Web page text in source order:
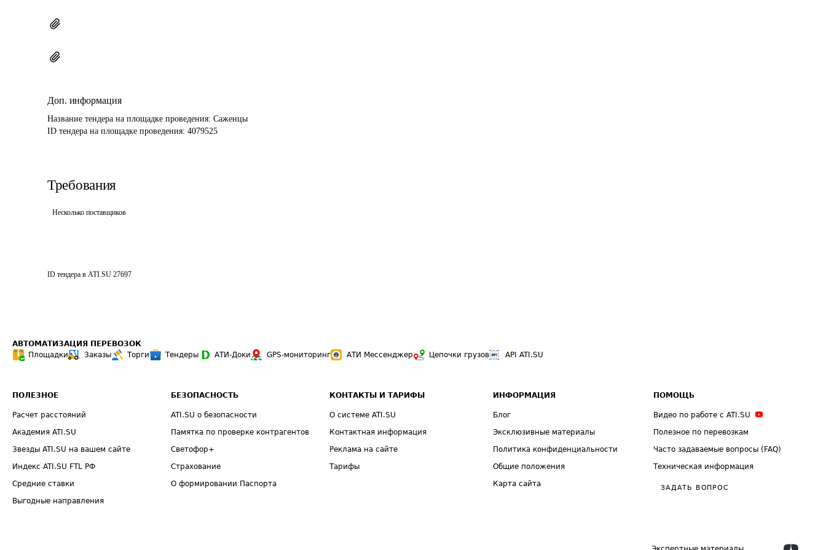
Доп. информация
Название тендера на площадке проведения: Саженцы
ID тендера на площадке проведения: 4079525
Требования
Несколько поставщиков
ID тендера в ATI.SU 27697
АВТОМАТИЗАЦИЯ ПЕРЕВОЗОК
Площадки
Заказы Торги Тендеры АТИ-Доки GPS-мониторинг АТИ Мессенджер Цепочки грузов API ATI.SU
ПОЛЕЗНОЕ
Расчет расстояний
Академия ATI.SU
Звезды ATI.SU на вашем сайте
Индекс ATI.SU FTL РФ
Средние ставки
Выгодные направления
БЕЗОПАСНОСТЬ
ATI.SU о безопасности
Памятка по проверке контрагентов
Светофор+
Страхование
О формировании Паспорта
КОНТАКТЫ И ТАРИФЫ
О системе ATI.SU
Контактная информация
Реклама на сайте
Тарифы
ИНФОРМАЦИЯ
Блог
Эксклюзивные материалы
Политика конфиденциальности
Общие положения
Карта сайта
ПОМОЩЬ
Видео по работе с ATI.SU
Полезное по перевозкам
Часто задаваемые вопросы (FAQ)
Техническая информация
ЗАДАТЬ ВОПРОС